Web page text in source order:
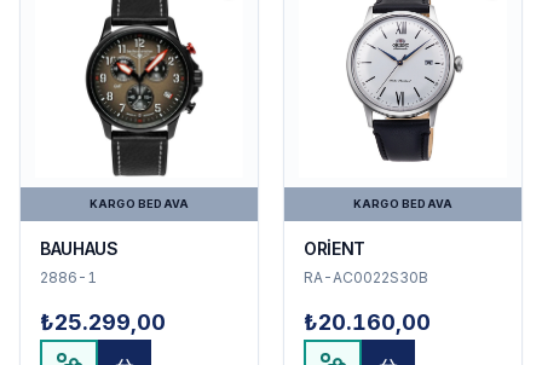
KARGO BEDAVA
BAUHAUS
2886-1
₺25.299,00
KARGO BEDAVA
ORİENT
RA-AC0022S30B
₺20.160,00